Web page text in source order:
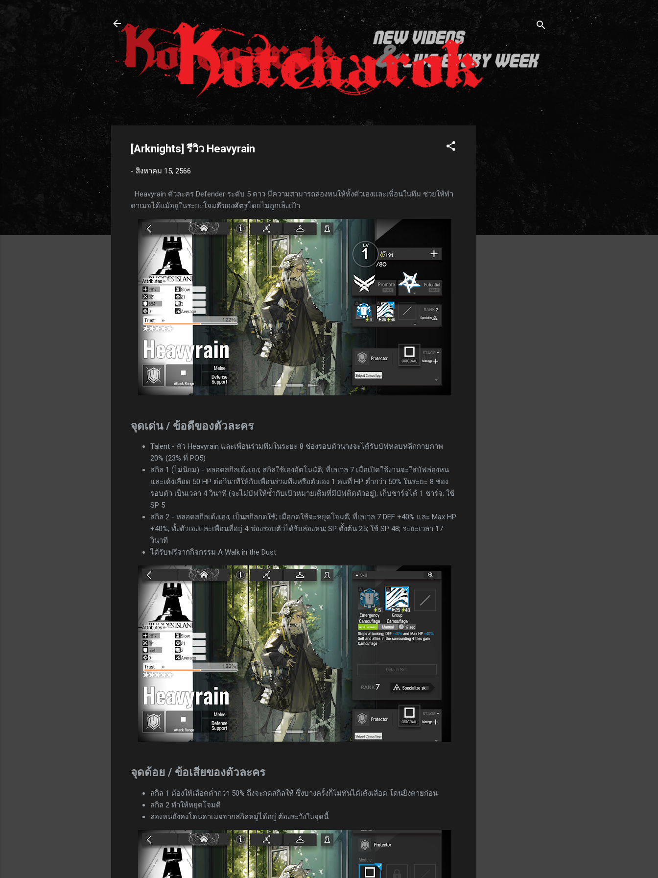
ข้ามไปที่เนื้อหาหลัก
[Arknights] รีวิว Heavyrain
- สิงหาคม 15, 2566
Heavyrain ตัวละคร Defender ระดับ 5 ดาว มีความสามารถล่องหนให้ทั้งตัวเองและเพื่อนในทีม ช่วยให้ทำ
ดาเมจได้แม้อยู่ในระยะโจมตีของศัตรูโดยไม่ถูกเล็งเป้า
จุดเด่น / ข้อดีของตัวละคร
Talent - ตัว Heavyrain และเพื่อนร่วมทีมในระยะ 8 ช่องรอบตัวนางจะได้รับบัฟหลบหลีกกายภาพ
20% (23% ที่ PO5)
สกิล 1 (ไม่นิยม) - หลอดสกิลเด้งเอง; สกิลใช้เองอัตโนมัติ; ที่เลเวล 7 เมื่อเปิดใช้งานจะใส่บัฟล่องหน
และเด้งเลือด 50 HP ต่อวินาทีให้กับเพื่อนร่วมทีมหรือตัวเอง 1 คนที่ HP ต่ำกว่า 50% ในระยะ 8 ช่อง
รอบตัว เป็นเวลา 4 วินาที (จะไม่บัฟให้ซ้ำกับเป้าหมายเดิมที่มีบัฟติดตัวอยู่); เก็บชาร์จได้ 1 ชาร์จ; ใช้
SP 5
สกิล 2 - หลอดสกิลเด้งเอง; เป็นสกิลกดใช้; เมื่อกดใช้จะหยุดโจมตี; ที่เลเวล 7 DEF +40% และ Max HP
+40%, ทั้งตัวเองและเพื่อนที่อยู่ 4 ช่องรอบตัวได้รับล่องหน; SP ตั้งต้น 25; ใช้ SP 48; ระยะเวลา 17
วินาที
ได้รับฟรีจากกิจกรรม A Walk in the Dust
จุดด้อย / ข้อเสียของตัวละคร
สกิล 1 ต้องให้เลือดต่ำกว่า 50% ถึงจะกดสกิลให้ ซึ่งบางครั้งก็ไม่ทันได้เด้งเลือด โดนยิงตายก่อน
สกิล 2 ทำให้หยุดโจมตี
ล่องหนยังคงโดนดาเมจจากสกิลหมู่ได้อยู่ ต้องระวังในจุดนี้